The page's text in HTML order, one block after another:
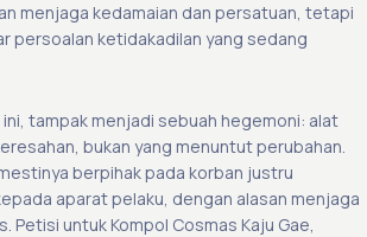
menjaga kedamaian dan persatuan, tetapi
persoalan ketidakadilan yang sedang
tampak menjadi sebuah hegemoni: alat
bukan yang menuntut perubahan.
berpihak pada korban justru
aparat pelaku, dengan alasan menjaga
Petisi untuk Kompol Cosmas Kaju Gae,